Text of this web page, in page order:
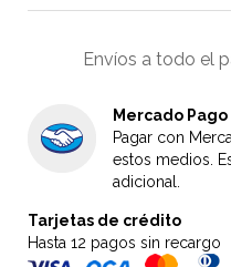
Envíos a todo el
Mercado Pago
Pagar con
estos medios.
adicional.
Tarjetas de crédito
Hasta 12 pagos sin recargo